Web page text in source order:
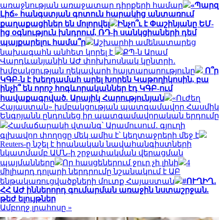
առաջնության առաջատար դիրքերի համար
«Պարզ
Լիճ» հանգստյան գոտուն հարակից անտառում
քաղաքացիներ են մոլորվել
Ինչո՞ւ է Փաշինյանը ԵՄ-
ից օգնություն խնդրում, ՌԴ-ի սանկցիաների դեմ
պայքարելու համա՞ր
Աշխարհի ամենատարեց
նախագահն անհետ կորել է
ՔՊ-ն Արամ
Վարդևանյանին ԱԺ փոխխոսնակ կընտրի․
խմբակցության ղեկավարի հայտարարությունը
Ո՞ր
ԿԳԲ-ն է խեղդամահ արել Խորեն Կաթողիկոսին, բա
ինչի՞ են որոշ հոգևորականներ էդ ԿԳԲ-ում
հավաքագրված. Արայիկ Հարությունյան
«Ուժեղ
Հայաստան» խմբակցության պատգամավոր Հասմիկ
Ենգոյանն ընդունեց իր պատգամավորական երդումը
Համաճարակի վտանգ՝ Արամուսում․ գյուղի
գլխավոր փողոցը մեկ ամիս է՝ կեղտաջրերի մեջ է
Reuters-ը նշել է իրանական նավահանգիստների
նկատմամբ ԱՄՆ-ի շրջափակման վերացման
պայմանները
Որ հասցեներում ջուր չի լինի
4
միլիարդ դոլարի ներդրումը նշանակում է ԱԲ
ենթակառուցվածքների մուտք Հայաստան
#ՈՒՂԻՂ․
ՀՀ ԱԺ իններորդ գումարման առաջին նստաշրջան.
թեժ ելույթներ
Ամբողջ լրահոսը »